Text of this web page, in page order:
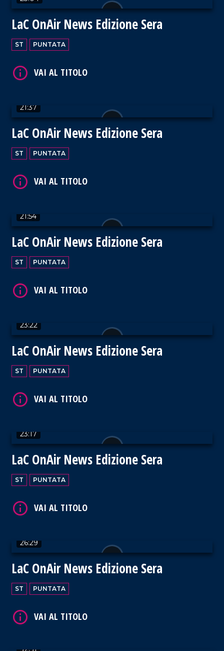
LaC OnAir News Edizione Sera
ST PUNTATA
21:37
LaC OnAir News Edizione Sera
ST PUNTATA
VAI AL TITOLO
21:54
LaC OnAir News Edizione Sera
ST PUNTATA
23:22
LaC OnAir News Edizione Sera
ST PUNTATA
23:17
LaC OnAir News Edizione Sera
ST PUNTATA
26:29
LaC OnAir News Edizione Sera
ST PUNTATA
VAI AL TITOLO
VAI AL TITOLO
VAI AL TITOLO